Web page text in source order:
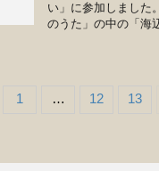
い」に参加しました
のうた」の中の「海
1 … 12 13